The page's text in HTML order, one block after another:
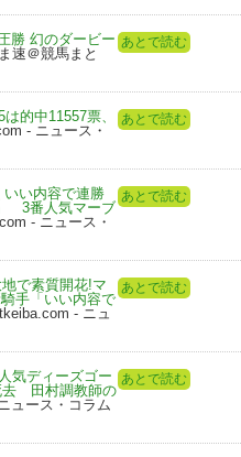
勝 幻のダービー
速＠競馬まと
あとで読む
的中11557票、
- ニュース・
あとで読む
いい内容で連勝
3番人気マーブ
- ニュース・
あとで読む
地で素質開花!マ
手「いい内容で
- ニュ
あとで読む
気ディーズゴー
去 田村調教師の
ュース・コラム
あとで読む